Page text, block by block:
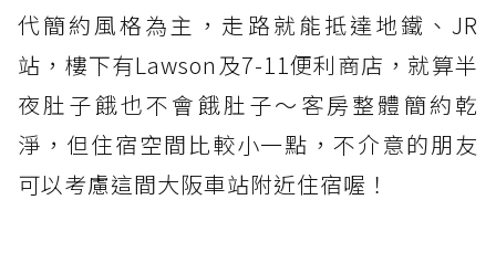
代簡約風格為主，走路就能抵達地鐵、JR
站，樓下有Lawson及7-11便利商店，就算半
夜肚子餓也不會餓肚子～客房整體簡約乾
淨，但住宿空間比較小一點，不介意的朋友
可以考慮這間大阪車站附近住宿喔！